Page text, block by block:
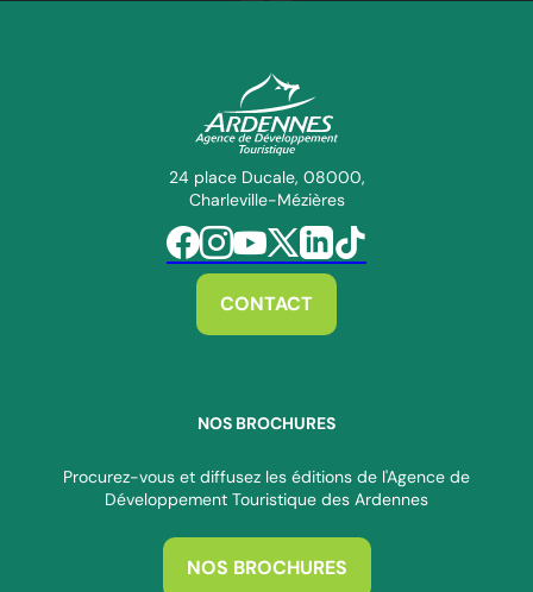
ADT des Ardennes Pro
24 place Ducale, 08000,
Charleville-Mézières
Suivez-nous sur Facebook
Suivez-nous sur Instagram
Suivez-nous sur Youtube
Suivez-nous sur Twitter
Suivez-nous sur Linkedin
Suivez-nous sur Tiktok
CONTACT
NOS BROCHURES
Procurez-vous et diffusez les éditions de l'Agence de
Développement Touristique des Ardennes
NOS BROCHURES